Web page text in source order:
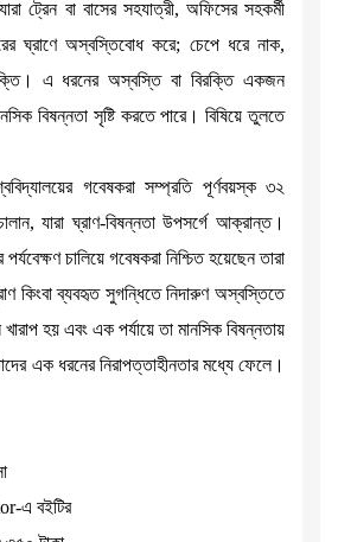
ট্রেন বা বাসের সহযাত্রী, অফিসের সহকর্মী
ঘ্রাণে অস্বস্তিবোধ করে; চেপে ধরে নাক,
এ ধরনের অস্বস্তি বা বিরক্তি একজন
বিষন্নতা সৃষ্টি করতে পারে। বিষিয়ে তুলতে
গবেষকরা সম্প্রতি পূর্ণবয়স্ক ৩২
যারা ঘ্রাণ-বিষন্নতা উপসর্গে আক্রান্ত।
চালিয়ে গবেষকরা নিশ্চিত হয়েছেন তারা
কিংবা ব্যবহৃত সুগন্ধিতে নিদারুণ অস্বস্তিতে
হয় এবং এক পর্যায়ে তা মানসিক বিষন্নতায়
এক ধরনের নিরাপত্তাহীনতার মধ্যে ফেলে।
এ বইটির